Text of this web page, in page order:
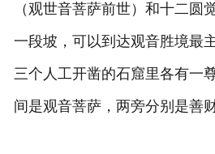
（观世音菩萨前世）和十二圆
一段坡，可以到达观音胜境最
三个人工开凿的石窟里各有一
间是观音菩萨，两旁分别是善